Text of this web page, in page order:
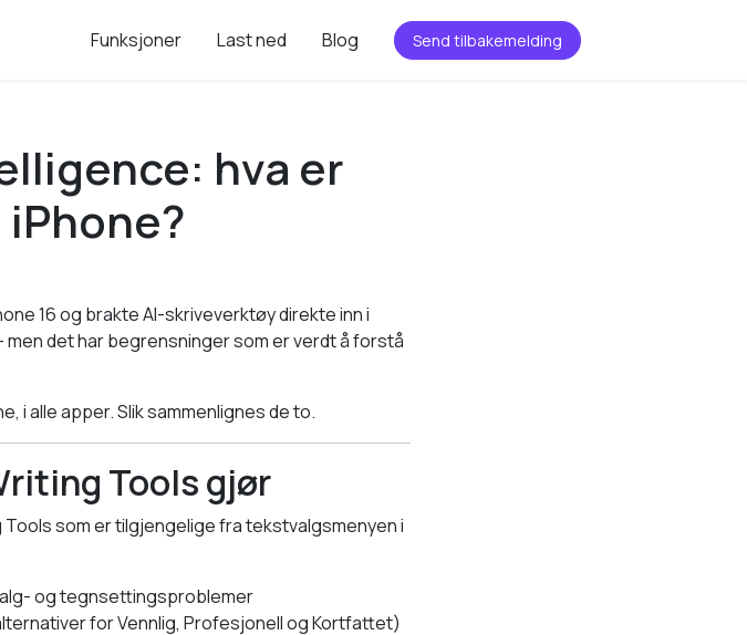
Funksjoner Last ned Blog Send tilbakemelding
hva er
16 og brakte AI-skriveverktøy direkte inn i
det har begrensninger som er verdt å forstå
i alle apper. Slik sammenlignes de to.
Tools gjør
som er tilgjengelige fra tekstvalgsmenyen i
og tegnsettingsproblemer
for Vennlig, Profesjonell og Kortfattet)